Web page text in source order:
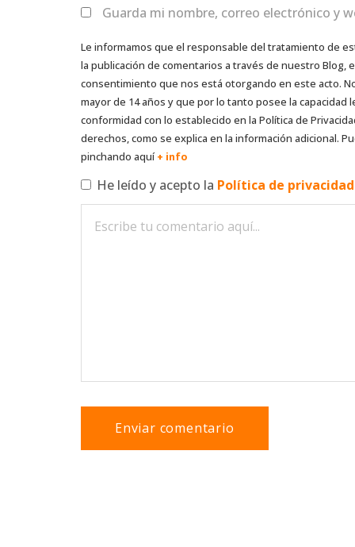
Guarda mi nombre, correo electrónico y
Le informamos que el responsable del tratamiento de
la publicación de comentarios a través de nuestro
consentimiento que nos está otorgando en este acto.
mayor de 14 años y que por lo tanto posee la
conformidad con lo establecido en la Política de
derechos, como se explica en la información adicional.
pinchando aquí+ info
He leído y acepto la Política de privacidad